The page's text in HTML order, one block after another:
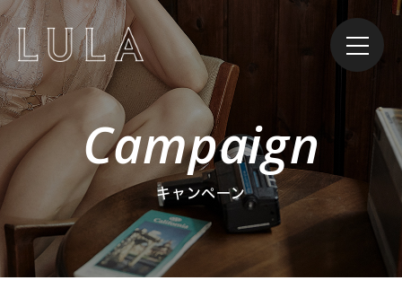
Campaign
キャンペーン